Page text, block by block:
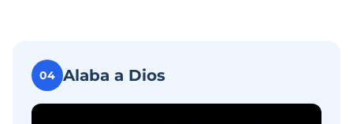
04 Alaba a Dios